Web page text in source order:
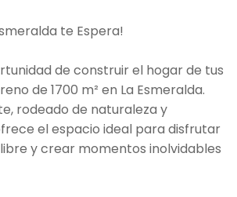
te Espera!
de construir el hogar de tus
de 1700 m² en La Esmeralda.
rodeado de naturaleza y
el espacio ideal para disfrutar
y crear momentos inolvidables